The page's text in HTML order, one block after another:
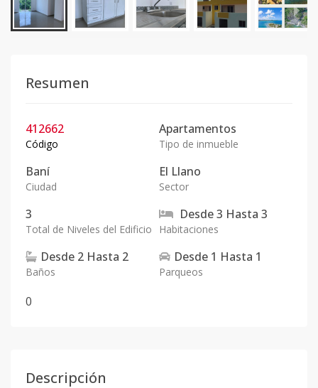
Resumen
412662
Código
Apartamentos
Tipo de inmueble
Baní
Ciudad
El Llano
Sector
3
Total de Niveles del Edificio
Desde3 Hasta 3
Habitaciones
Desde 2 Hasta 2
Baños
Desde 1 Hasta 1
Parqueos
0
Descripción